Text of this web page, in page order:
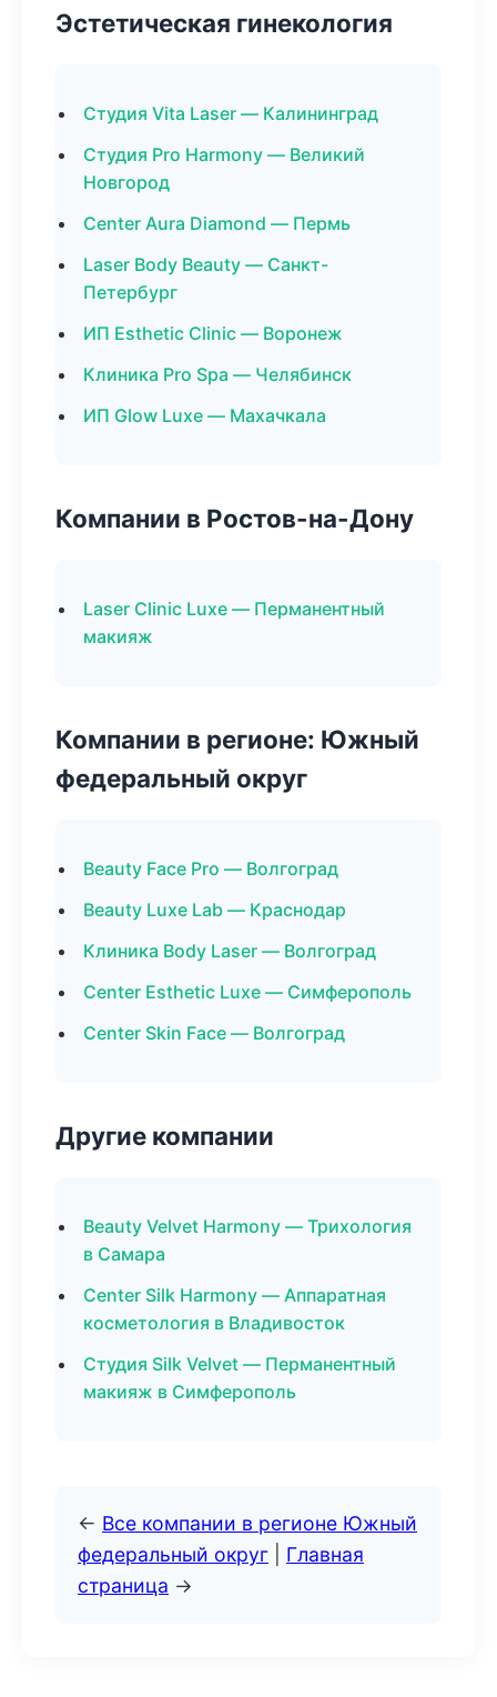
Эстетическая гинекология
Студия Vita Laser — Калининград
Студия Pro Harmony — Великий
Новгород
Center Aura Diamond — Пермь
Laser Body Beauty — Санкт-
Петербург
ИП Esthetic Clinic — Воронеж
Клиника Pro Spa — Челябинск
ИП Glow Luxe — Махачкала
Компании в Ростов-на-Дону
Laser Clinic Luxe — Перманентный
макияж
Компании в регионе: Южный
федеральный округ
Beauty Face Pro — Волгоград
Beauty Luxe Lab — Краснодар
Клиника Body Laser — Волгоград
Center Esthetic Luxe — Симферополь
Center Skin Face — Волгоград
Другие компании
Beauty Velvet Harmony — Трихология
в Самара
Center Silk Harmony — Аппаратная
косметология в Владивосток
Студия Silk Velvet — Перманентный
макияж в Симферополь
← Все компании в регионе Южный
федеральный округ
Главная
страница →